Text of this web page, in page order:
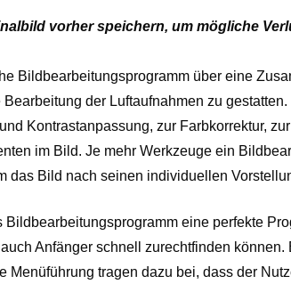
vorher speichern, um mögliche
Bildbearbeitungsprogramm über eine
der Luftaufnahmen zu
Kontrastanpassung, zur Farbkorrektur,
im Bild. Je mehr Werkzeuge ein
das Bild nach seinen individuellen
Bildbearbeitungsprogramm eine perfekte
Anfänger schnell zurechtfinden
Menüführung tragen dazu bei, dass der